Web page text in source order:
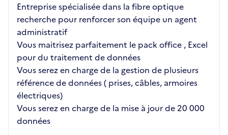
Entreprise spécialisée dans la fibre optique
recherche pour renforcer son équipe un agent
administratif
Vous maitrisez parfaitement le pack office , Excel
pour du traitement de données
Vous serez en charge de la gestion de plusieurs
référence de données ( prises, câbles, armoires
électriques)
Vous serez en charge de la mise à jour de 20 000
données